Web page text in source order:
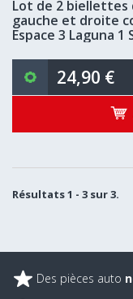
Lot de 2 biellettes
gauche et droite
Espace 3 Laguna 1
24,90 €
Résultats 1 - 3 sur 3.
Des pièces auto